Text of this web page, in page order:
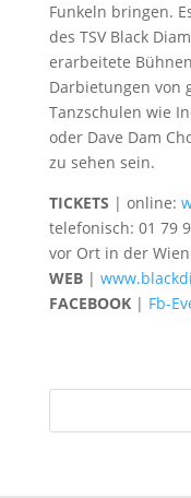
Funkeln bringen.
des TSV Black
erarbeitete
Darbietungen von
Tanzschulen wie
oder Dave Dam
zu sehen sein.
TICKETS | online:
telefonisch: 01 79
vor Ort in der
WEB|
FACEBOOK| Fb-